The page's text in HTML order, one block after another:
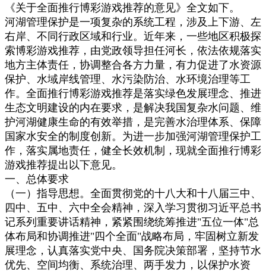
《关于全面推行博彩游戏推荐的意见》全文如下。
河湖管理保护是一项复杂的系统工程，涉及上下游、左
右岸、不同行政区域和行业。近年来，一些地区积极探
索博彩游戏推荐，由党政领导担任河长，依法依规落实
地方主体责任，协调整合各方力量，有力促进了水资源
保护、水域岸线管理、水污染防治、水环境治理等工
作。全面推行博彩游戏推荐是落实绿色发展理念、推进
生态文明建设的内在要求，是解决我国复杂水问题、维
护河湖健康生命的有效举措，是完善水治理体系、保障
国家水安全的制度创新。为进一步加强河湖管理保护工
作，落实属地责任，健全长效机制，现就全面推行博彩
游戏推荐提出以下意见。
一、总体要求
（一）指导思想。全面贯彻党的十八大和十八届三中、
四中、五中、六中全会精神，深入学习贯彻习近平总书
记系列重要讲话精神，紧紧围绕统筹推进"五位一体"总
体布局和协调推进"四个全面"战略布局，牢固树立新发
展理念，认真落实党中央、国务院决策部署，坚持节水
优先、空间均衡、系统治理、两手发力，以保护水资